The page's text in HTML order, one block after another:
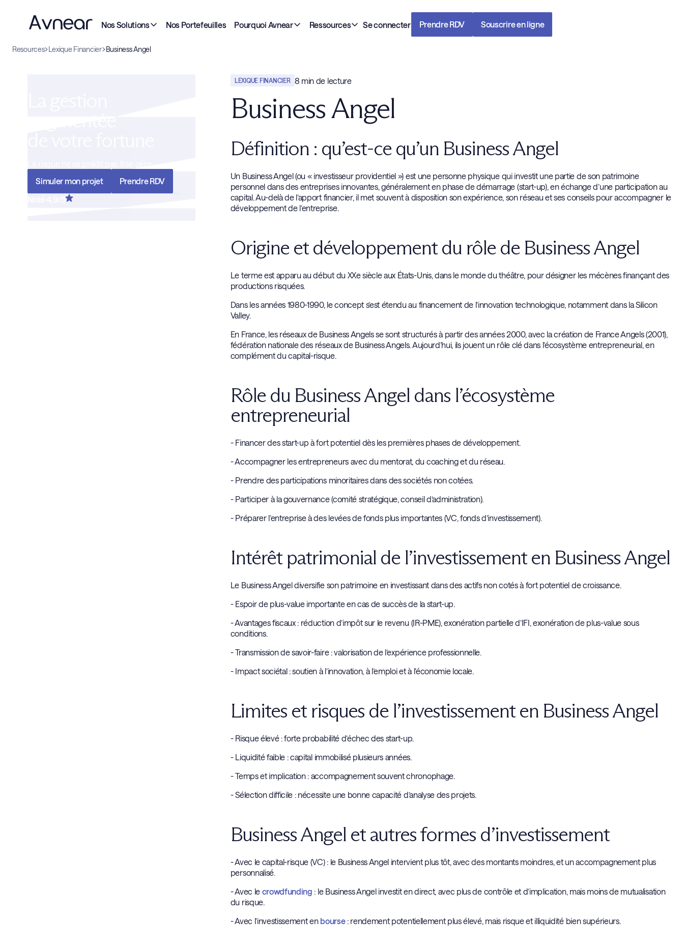
Nos Solutions Nos Portefeuilles Pourquoi Avnear Ressources Se connecter Prendre RDV Souscrire en ligne
Resources Lexique Financier Business Angel
Simuler mon projet
Prendre RDV
Noté 4,9/5
LEXIQUE FINANCIER 8 min de lecture
Business Angel
Définition : qu’est-ce qu’un Business Angel
Un Business Angel (ou « investisseur providentiel ») est une personne physique qui investit une partie de son patrimoine
personnel dans des entreprises innovantes, généralement en phase de démarrage (start-up), en échange d’une participation au
capital. Au-delà de l’apport financier, il met souvent à disposition son expérience, son réseau et ses conseils pour accompagner le
développement de l’entreprise.
Origine et développement du rôle de Business Angel
Le terme est apparu au début du XXe siècle aux États-Unis, dans le monde du théâtre, pour désigner les mécènes finançant des
productions risquées.
Dans les années 1980-1990, le concept s’est étendu au financement de l’innovation technologique, notamment dans la Silicon
Valley.
En France, les réseaux de Business Angels se sont structurés à partir des années 2000, avec la création de France Angels (2001),
fédération nationale des réseaux de Business Angels. Aujourd’hui, ils jouent un rôle clé dans l’écosystème entrepreneurial, en
complément du capital-risque.
Rôle du Business Angel dans l’écosystème
entrepreneurial
- Financer des start-up à fort potentiel dès les premières phases de développement.
- Accompagner les entrepreneurs avec du mentorat, du coaching et du réseau.
- Prendre des participations minoritaires dans des sociétés non cotées.
- Participer à la gouvernance (comité stratégique, conseil d’administration).
- Préparer l’entreprise à des levées de fonds plus importantes (VC, fonds d’investissement).
Intérêt patrimonial de l’investissement en Business Angel
Le Business Angel diversifie son patrimoine en investissant dans des actifs non cotés à fort potentiel de croissance.
- Espoir de plus-value importante en cas de succès de la start-up.
- Avantages fiscaux : réduction d’impôt sur le revenu (IR-PME), exonération partielle d’IFI, exonération de plus-value sous
conditions.
- Transmission de savoir-faire : valorisation de l’expérience professionnelle.
- Impact sociétal : soutien à l’innovation, à l’emploi et à l’économie locale.
Limites et risques de l’investissement en Business Angel
- Risque élevé : forte probabilité d’échec des start-up.
- Liquidité faible : capital immobilisé plusieurs années.
- Temps et implication : accompagnement souvent chronophage.
- Sélection difficile : nécessite une bonne capacité d’analyse des projets.
Business Angel et autres formes d’investissement
- Avec le capital-risque (VC) : le Business Angel intervient plus tôt, avec des montants moindres, et un accompagnement plus
personnalisé.
- Avec le crowdfunding : le Business Angel investit en direct, avec plus de contrôle et d’implication, mais moins de mutualisation
du risque.
- Avec l’investissement en bourse: rendement potentiellement plus élevé, mais risque et illiquidité bien supérieurs.